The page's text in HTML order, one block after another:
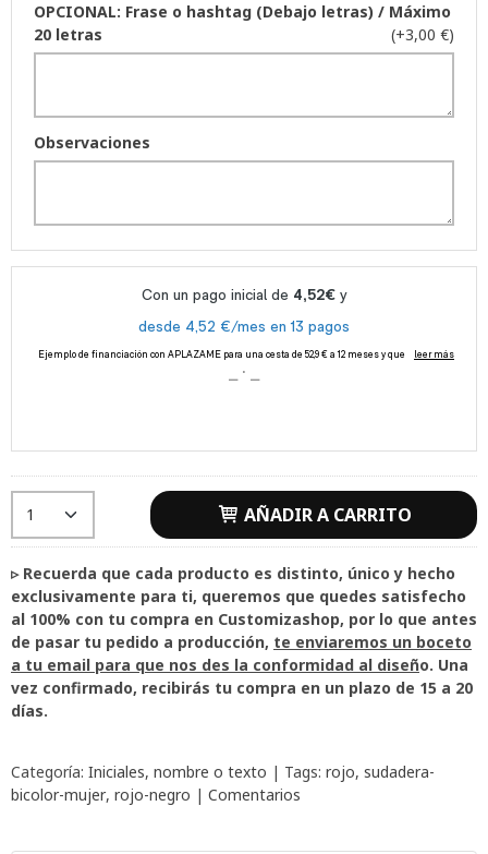
OPCIONAL: Frase o hashtag (Debajo letras) / Máximo
20 letras
(+3,00 €)
Observaciones
AÑADIR A CARRITO
▹ Recuerda que cada producto es distinto, único y hecho
exclusivamente para ti, queremos que quedes satisfecho
al 100% con tu compra en Customizashop, por lo que antes
de pasar tu pedido a producción, te enviaremos un boceto
a tu email para que nos des la conformidad al diseño. Una
vez confirmado, recibirás tu compra en un plazo de 15 a 20
días.
Categoría: Iniciales, nombre o texto | Tags: rojo sudadera-
bicolor-mujer rojo-negro | Comentarios